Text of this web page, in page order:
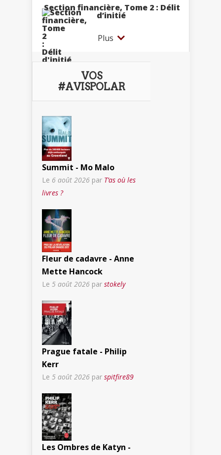
Section financière, Tome 2 : Délit
d’initié
Plus
VOS
#AVISPOLAR
Summit - Mo Malo
Le 6 août 2026 par T’as où les
livres ?
Fleur de cadavre - Anne
Mette Hancock
Le 5 août 2026 par stokely
Prague fatale - Philip
Kerr
Le 5 août 2026 par spitfire89
Les Ombres de Katyn -